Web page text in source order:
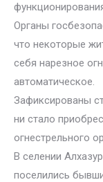
Органы
что некоторые
себя нарезное
автоматическое.
Зафиксированы
ни стало
огнестрельного
В селении
поселились